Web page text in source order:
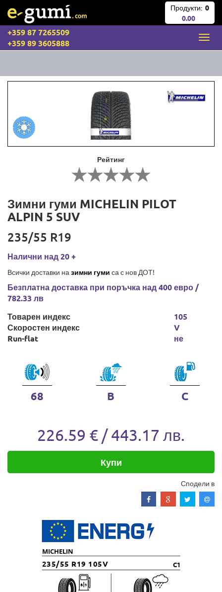
Продукти: 0
0.00
+359 87 7265509
+359 89 3605888
Рейтинг
Зимни гуми MICHELIN PILOT
ALPIN 5 SUV
235/55 R19
Налични над 20 +
Всички доставки на зимни гуми са с нов ДОТ!
Безплатна доставка при поръчка над 400 евро /
782.33 лв
Товарен индекс
Скоростен индекс
Run-flat
105
V
не
68 B C
226.59 € / 443.17 лв.
Купи
Сподели в
MICHELIN
235/55 R19 105V C1